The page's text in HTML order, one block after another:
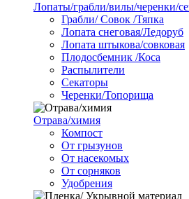
Лопаты/грабли/вилы/черенки/
Грабли/ Совок /Тяпка
Лопата снеговая/Ледоруб
Лопата штыкова/совковая
Плодосбемник /Коса
Распылители
Секаторы
Черенки/Топорища
Отрава/химия
Компост
От грызунов
От насекомых
От сорняков
Удобрения